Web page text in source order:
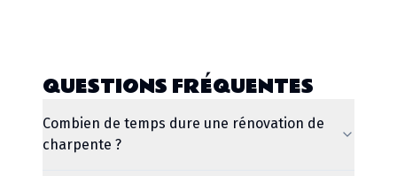
QUESTIONS FRÉQUENTES
Combien de temps dure une rénovation de
charpente ?